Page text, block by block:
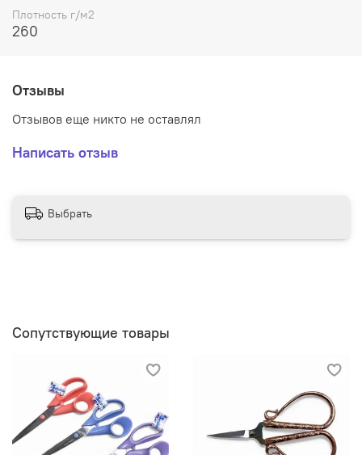
Плотность г/м2
260
Отзывы
Отзывов еще никто не оставлял
Написать отзыв
Выбрать
Сопутствующие товары